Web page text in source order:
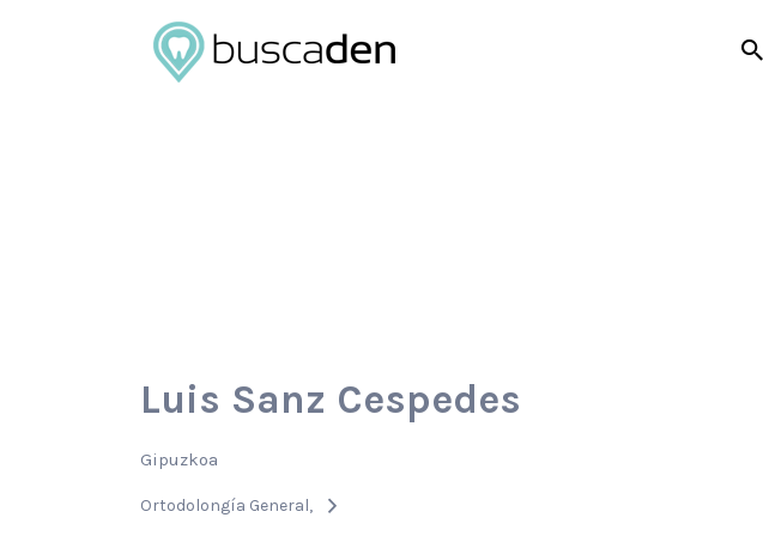
Buscar
por:
Luis Sanz Cespedes
Gipuzkoa
Ortodolongía General